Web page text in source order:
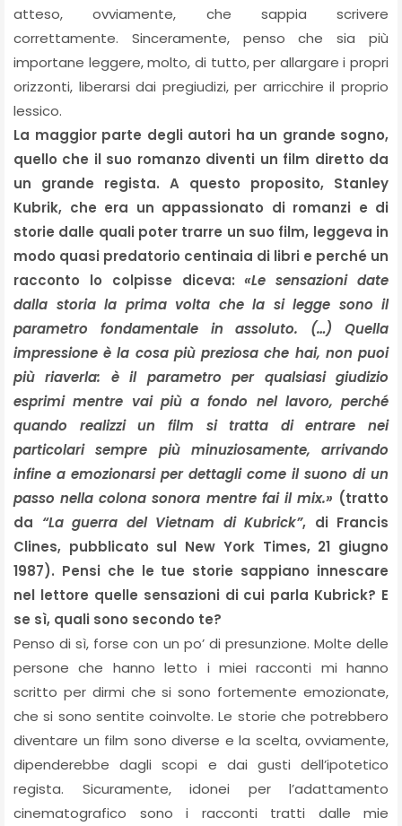
atteso, ovviamente, che sappia scrivere
correttamente. Sinceramente, penso che sia più
importane leggere, molto, di tutto, per allargare i propri
orizzonti, liberarsi dai pregiudizi, per arricchire il proprio
lessico.
La maggior parte degli autori ha un grande sogno,
quello che il suo romanzo diventi un film diretto da
un grande regista. A questo proposito, Stanley
Kubrik, che era un appassionato di romanzi e di
storie dalle quali poter trarre un suo film, leggeva in
modo quasi predatorio centinaia di libri e perché un
racconto lo colpisse diceva:«Le sensazioni date
dalla storia la prima volta che la si legge sono il
parametro fondamentale in assoluto. (…) Quella
impressione è la cosa più preziosa che hai, non puoi
più riaverla: è il parametro per qualsiasi giudizio
esprimi mentre vai più a fondo nel lavoro, perché
quando realizzi un film si tratta di entrare nei
particolari sempre più minuziosamente, arrivando
infine a emozionarsi per dettagli come il suono di un
passo nella colona sonora mentre fai il mix.» (tratto
da “La guerra del Vietnam di Kubrick”, di Francis
Clines, pubblicato sul New York Times, 21 giugno
1987). Pensi che le tue storie sappiano innescare
nel lettore quelle sensazioni di cui parla Kubrick? E
se sì, quali sono secondo te?
Penso di sì, forse con un po’ di presunzione. Molte delle
persone che hanno letto i miei racconti mi hanno
scritto per dirmi che si sono fortemente emozionate,
che si sono sentite coinvolte. Le storie che potrebbero
diventare un film sono diverse e la scelta, ovviamente,
dipenderebbe dagli scopi e dai gusti dell’ipotetico
regista. Sicuramente, idonei per l’adattamento
cinematografico sono i racconti tratti dalle mie